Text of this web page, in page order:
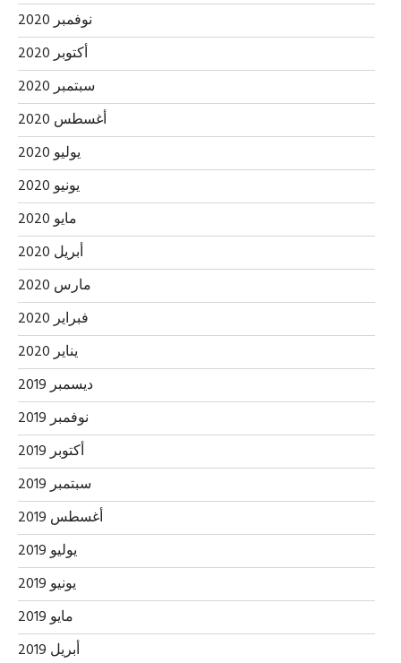
نوفمبر 2020
أكتوبر 2020
سبتمبر 2020
أغسطس 2020
يوليو 2020
يونيو 2020
مايو 2020
أبريل 2020
مارس 2020
فبراير 2020
يناير 2020
ديسمبر 2019
نوفمبر 2019
أكتوبر 2019
سبتمبر 2019
أغسطس 2019
يوليو 2019
يونيو 2019
مايو 2019
أبريل 2019